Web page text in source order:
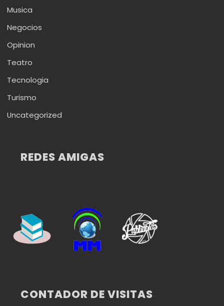
Musica
Negocios
Opinion
Teatro
Tecnologia
Turismo
Uncategorized
REDES AMIGAS
CONTADOR DE VISITAS